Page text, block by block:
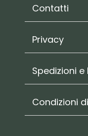
Contatti
Privacy
Spedizioni e
Condizioni